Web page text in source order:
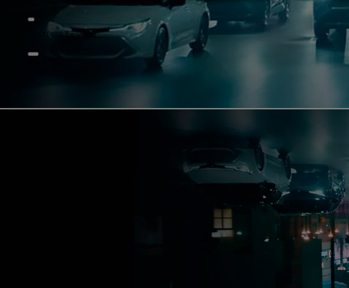
от 671 625 ₸ в месяц